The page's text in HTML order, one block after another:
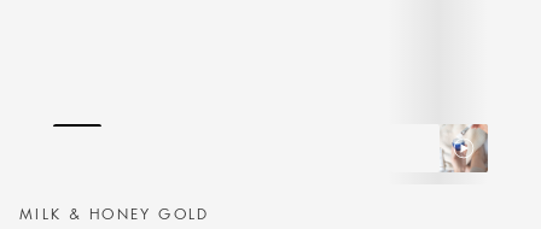
MILK & HONEY GOLD